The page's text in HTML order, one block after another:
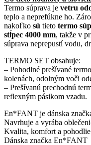
Termo súprava je vetru
teplo a neprefúkne ho.
nakoľko sú tieto termo
stĺpec 4000 mm, takže v
súprava neprepustí vodu,
TERMO SET obsahuje:
– Pohodlné prešívané
kolenách, odolným voči
– Prešívanú prechodnú
reflexným pásikom vzadu.
En*FANT je dánska
Navrhuje a vyrába
Kvalita, komfort a
Dánska značka En*FANT